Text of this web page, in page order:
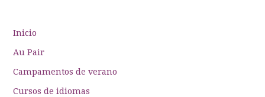
Inicio
Au Pair
Campamentos de verano
Cursos de idiomas